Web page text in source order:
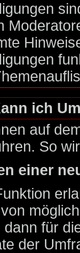
ich
auf
So
einer
dann für
der